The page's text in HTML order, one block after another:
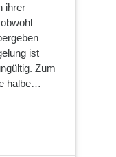
ihrer
ist
Zum
halbe…